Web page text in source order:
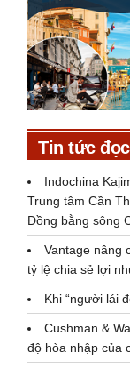
Tin tức
Indochina
Trung tâm Cần
Đồng bằng sông
Vantage nâng
tỷ lệ chia sẻ lợi
Khi “người lái
Cushman &
độ hòa nhập của